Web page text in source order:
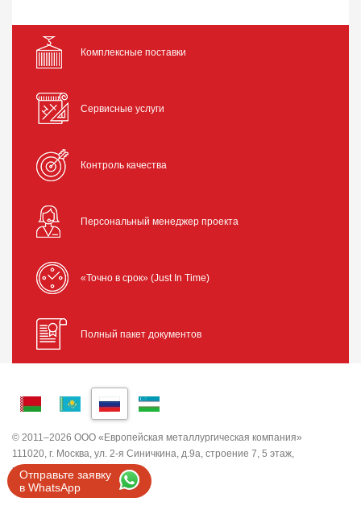
Отправьте заявку
в WhatsApp
Комплексные поставки
Сервисные услуги
Контроль качества
Персональный менеджер проекта
«Точно в срок» (Just In Time)
Полный пакет документов
© 2011–2026 ООО «Европейская металлургическая компания»
111020, г. Москва, ул. 2-я Синичкина, д.9а, строение 7, 5 этаж,
помещение I, комната 5
ИНН 7743820503 ООО "ЕМК"